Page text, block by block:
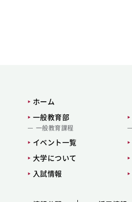
ホーム
一般教育部
一般教育課程
イベント一覧
大学について
入試情報